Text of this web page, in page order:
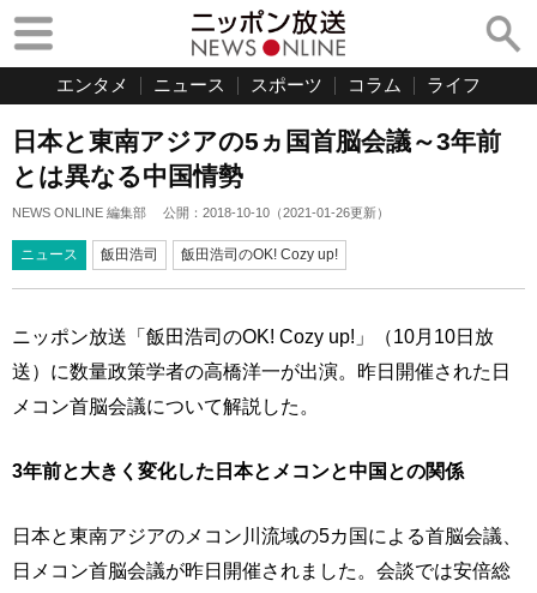
エンタメ ニュース スポーツ コラム ライフ
日本と東南アジアの5ヵ国首脳会議～3年前
とは異なる中国情勢
NEWS ONLINE 編集部 公開： 2018-10-10 （2021-01-26更新）
ニュース 飯田浩司 飯田浩司のOK! Cozy up!
ニッポン放送「飯田浩司のOK! Cozy up!」（10月10日放
送）に数量政策学者の高橋洋一が出演。昨日開催された日
メコン首脳会議について解説した。
3年前と大きく変化した日本とメコンと中国との関係
日本と東南アジアのメコン川流域の5カ国による首脳会議、
日メコン首脳会議が昨日開催されました。会談では安倍総